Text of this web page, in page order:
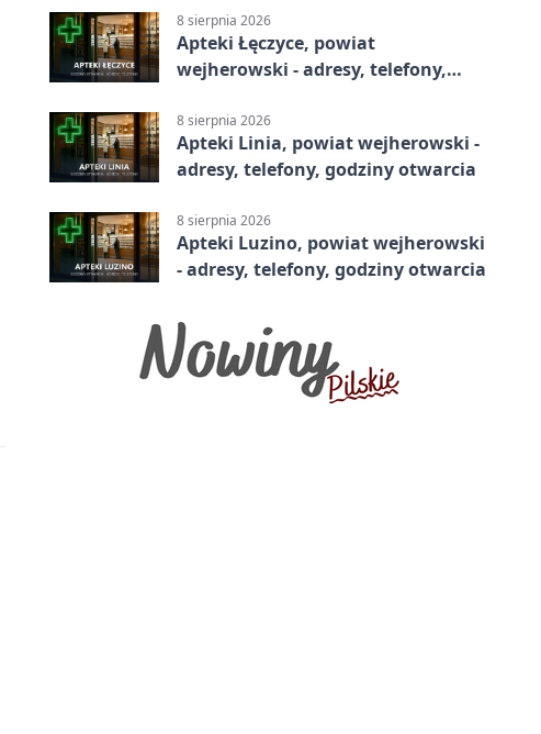
8 sierpnia 2026
Apteki Łęczyce, powiat
wejherowski - adresy, telefony,
8 sierpnia 2026
Apteki Linia, powiat wejherowski -
adresy, telefony, godziny otwarcia
8 sierpnia 2026
Apteki Luzino, powiat wejherowski
- adresy, telefony, godziny otwarcia